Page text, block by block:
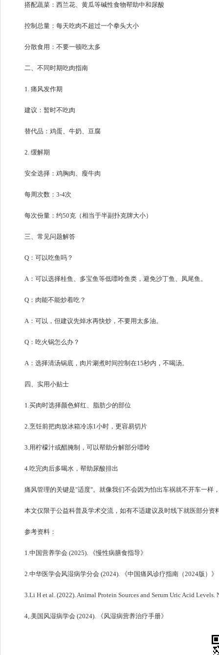
搭配蔬菜：西兰花、黄瓜等碱性食物帮助中和尿酸
控制总量：每天吃肉不超过一个拳头大小
分散食用：不要一顿吃太多
二、不同时期吃肉指南
1. 痛风发作期
建议：暂时不吃肉
替代品：鸡蛋、牛奶、豆腐
2. 缓解期
安全选择：鸡胸肉、瘦牛肉
每周次数：3-4次
每次份量：约50克（相当于半副扑克牌大小）
三、常见问题解答
Q：可以吃鱼吗？
A：可以选择桂鱼、多宝鱼等低嘌呤鱼类，避免沙丁鱼、凤尾鱼。
Q：肉能不能炒着吃？
A：可以，但建议先焯水再快炒，不要用太多油。
Q：吃火锅怎么办？
A：选择清汤锅底，肉片涮煮时间控制在15秒内，不喝汤。
四、实用小贴士
1.买肉时选择颜色鲜红、脂肪少的部位
2.烹饪前把肉放冰箱冷冻1小时，更容易切片
3.用柠檬汁或醋腌制，可以帮助分解部分嘌呤
4.吃完肉后多喝水，帮助尿酸排出
痛风管理的关键是"适度"。就像我们不会因为怕出车祸就不开车一样
本文仅限于公益科普及学术交流，如有不适建议及时线下就医部分资
参考资料：
1.中国营养学会 (2025). 《慢性病膳食指导》
2.中华医学会风湿病学分会 (2024). 《中国痛风诊疗指南（2024版）》
3.Li H et al. (2022). Animal Protein Sources and Serum Uric Acid Levels.
4,.美国风湿病学会 (2024). 《风湿病营养治疗手册》